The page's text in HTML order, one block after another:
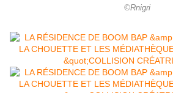
©Rnigri